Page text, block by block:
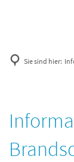
Sie sind hier: